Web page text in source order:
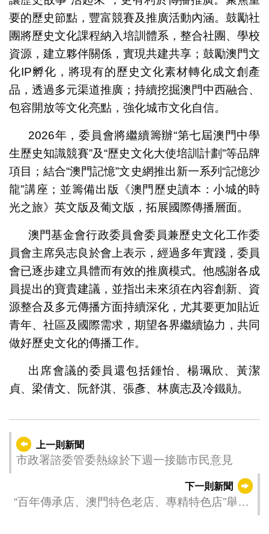
要的歷史節點，豐富競賽及推廣活動內涵。鼓勵社
團將歷史文化課程納入培訓體系，整合社團、學校
資源，建立夥伴關係，實現共建共享；鼓勵澳門文
化IP孵化，將現有的歷史文化素材轉化成文創產
品，透過多元渠道推廣；持續挖掘澳門中西融合、
包容開放等文化亮點，強化城市文化自信。
2026年，委員會將繼續籌辦“第七屆澳門中學
生歷史知識競賽”及“歷史文化大使培訓計劃”等品牌
項目；結合“澳門記憶”文史網推出新一系列“記憶沙
龍”講座；並籌備出版《澳門歷史讀本：小城的時
光之旅》英文版及葡文版，拓展國際傳播層面。
澳門基金會行政委員會委員兼歷史文化工作委
員會主席吳志良於會上表示，經過多年實踐，委員
會已逐步建立具體而有效的推廣模式。他感謝各成
員提出的寶貴建議，並指出未來須在內容創新、資
源整合及多元傳播方面持續深化，尤其要更加貼近
青年、社區及國際需求，期望各界繼續協力，共同
做好歷史文化的傳播工作。
出席會議的委員還包括鍾怡、楊珮欣、黃潔
貞、梁倩文、阮舒淇、張彥、林廣志及冷鐵勛。
上一則新聞
市政署諮委管委熱線於下週一接聽市民意見
下一則新聞
“百年傳承店、澳門特色老店、專精特色店”舉行